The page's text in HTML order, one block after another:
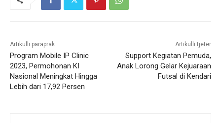
Artikulli paraprak
Program Mobile IP Clinic
2023, Permohonan KI
Nasional Meningkat Hingga
Lebih dari 17,92 Persen
Artikulli tjetër
Support Kegiatan Pemuda,
Anak Lorong Gelar Kejuaraan
Futsal di Kendari